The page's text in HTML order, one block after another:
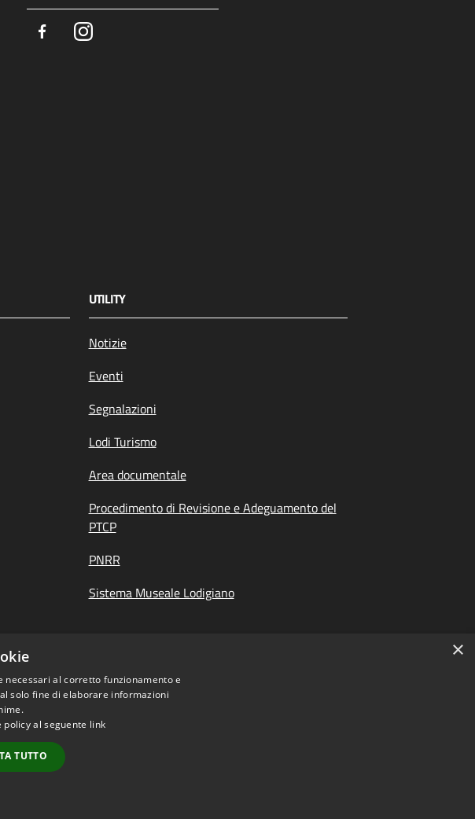
FacebookInstagram
UTILITY
Notizie
Eventi
Segnalazioni
Lodi Turismo
Area documentale
Procedimento di Revisione e Adeguamento del
PTCP
PNRR
Sistema Museale Lodigiano
© 2026 • Provincia di Lodi • Powered by
×
al corretto funzionamento e
solo fine di elaborare informazioni
al seguente link
TUTTO